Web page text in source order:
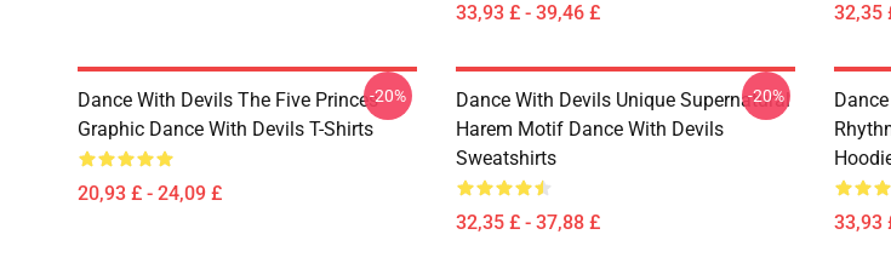
33,93 £ - 39,46 £ 32,35
Dance With Devils The Five Princes
Graphic Dance With Devils T-Shirts
20,93 £ - 24,09 £
-20%
Dance With Devils Unique Supernatural
Harem Motif Dance With Devils
Sweatshirts
32,35 £ - 37,88 £
-20%
33,93